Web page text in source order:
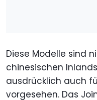
Diese Modelle sind
chinesischen
ausdrücklich auch
vorgesehen. Das